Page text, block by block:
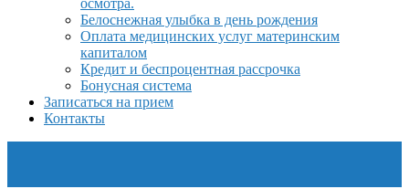
осмотра.
Белоснежная улыбка в день рождения
Оплата медицинских услуг материнским
капиталом
Кредит и беспроцентная рассрочка
Бонусная система
Записаться на прием
Контакты